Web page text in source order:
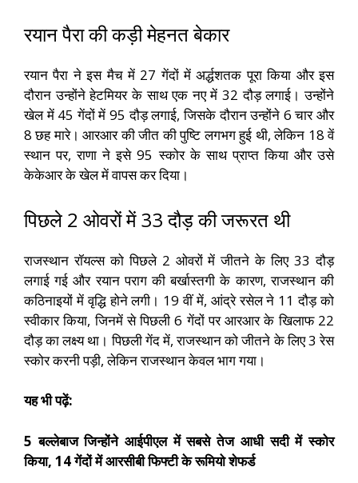
रयान पैरा की कड़ी मेहनत बेकार
रयान पैरा ने इस मैच में 27 गेंदों में अर्द्धशतक पूरा किया और इस
दौरान उन्होंने हेटमियर के साथ एक नए में 32 दौड़ लगाई। उन्होंने
खेल में 45 गेंदों में 95 दौड़ लगाई, जिसके दौरान उन्होंने 6 चार और
8 छह मारे। आरआर की जीत की पुष्टि लगभग हुई थी, लेकिन 18 वें
स्थान पर, राणा ने इसे 95 स्कोर के साथ प्राप्त किया और उसे
केकेआर के खेल में वापस कर दिया।
पिछले 2 ओवरों में 33 दौड़ की जरूरत थी
राजस्थान रॉयल्स को पिछले 2 ओवरों में जीतने के लिए 33 दौड़
लगाई गई और रयान पराग की बर्खास्तगी के कारण, राजस्थान की
कठिनाइयों में वृद्धि होने लगी। 19 वीं में, आंद्रे रसेल ने 11 दौड़ को
स्वीकार किया, जिनमें से पिछली 6 गेंदों पर आरआर के खिलाफ 22
दौड़ का लक्ष्य था। पिछली गेंद में, राजस्थान को जीतने के लिए 3 रेस
स्कोर करनी पड़ी, लेकिन राजस्थान केवल भाग गया।
यह भी पढ़ें:
5 बल्लेबाज जिन्होंने आईपीएल में सबसे तेज आधी सदी में स्कोर
किया, 14 गेंदों में आरसीबी फिफ्टी के रूमियो शेफर्ड